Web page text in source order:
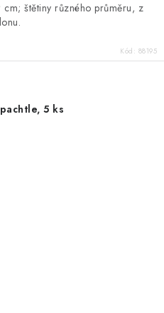
štětiny různého průměru, z
Kód: 88195
5 ks